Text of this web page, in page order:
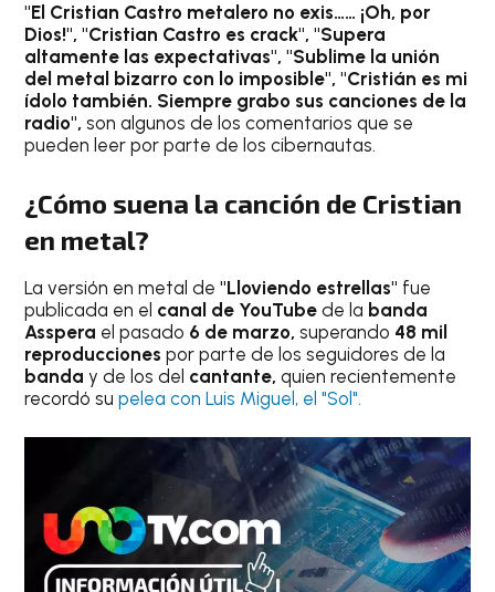
"El Cristian Castro metalero no exis…… ¡Oh, por
Dios!", "Cristian Castro es crack", "Supera
altamente las expectativas", "Sublime la unión
del metal bizarro con lo imposible", "Cristián es mi
ídolo también. Siempre grabo sus canciones de la
radio",son algunos de los comentarios que se
pueden leer por parte de los cibernautas.
¿Cómo suena la canción de Cristian
en metal?
La versión en metal de "Lloviendo estrellas" fue
publicada en el canal de YouTubede la banda
Asspera el pasado 6 de marzo, superando 48 mil
reproducciones por parte de los seguidores de la
banday de los del cantante,quien recientemente
recordó supelea con Luis Miguel, el "Sol".